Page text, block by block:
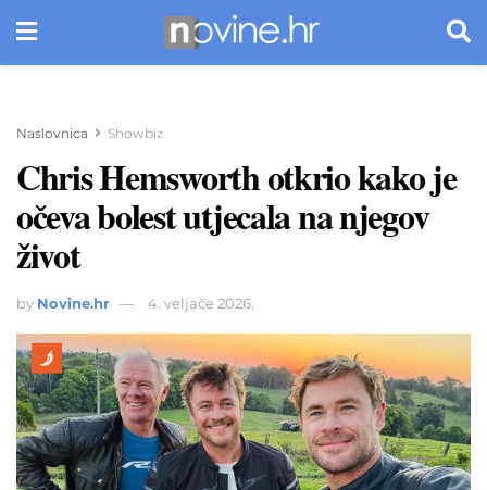
Naslovnica Showbiz
Chris Hemsworth otkrio kako je
očeva bolest utjecala na njegov
život
by Novine.hr 4. veljače 2026.